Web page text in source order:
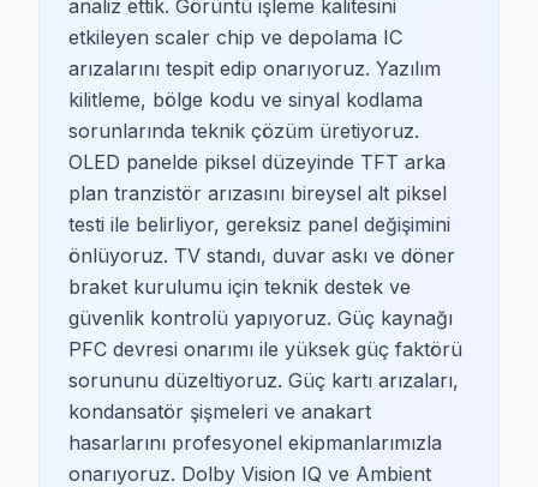
2026 Yaz-Sonbahar Dönemi: Şile TV Arıza
Şile bölgesinde yaz döneminde artan TV
Şile bölgesindeki tüm servis işlemleri video ile
Son güncelleme: Temmuz 2026 · 2026-Q3
analiz ettik. Görüntü işleme kalitesini
etkileyen scaler chip ve depolama IC
arızalarını tespit edip onarıyoruz. Yazılım
kilitleme, bölge kodu ve sinyal kodlama
sorunlarında teknik çözüm üretiyoruz.
OLED panelde piksel düzeyinde TFT arka
plan tranzistör arızasını bireysel alt piksel
testi ile belirliyor, gereksiz panel değişimini
önlüyoruz. TV standı, duvar askı ve döner
braket kurulumu için teknik destek ve
güvenlik kontrolü yapıyoruz. Güç kaynağı
PFC devresi onarımı ile yüksek güç faktörü
sorununu düzeltiyoruz. Güç kartı arızaları,
kondansatör şişmeleri ve anakart
hasarlarını profesyonel ekipmanlarımızla
onarıyoruz. Dolby Vision IQ ve Ambient